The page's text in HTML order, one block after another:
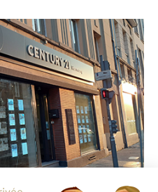
Harmony
Crosne
- 76000
un message
à l'agence